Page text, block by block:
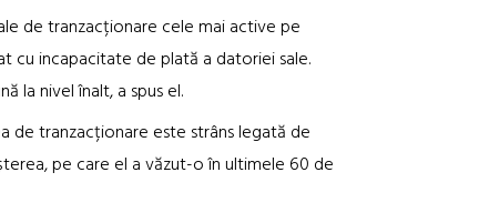
de tranzacționare cele mai active pe
cu incapacitate de plată a datoriei sale.
la nivel înalt, a spus el.
de tranzacționare este strâns legată de
pe care el a văzut-o în ultimele 60 de